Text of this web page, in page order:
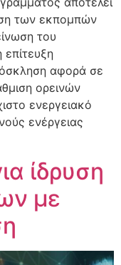
των εκπομπών
του
αφορά σε
ορεινών
ενεργειακό
ενέργειας
ίδρυση
με